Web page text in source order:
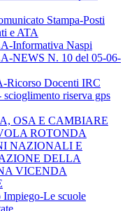
Stampa-Posti
e ATA
Informativa Naspi
NEWS N. 10 del 05-06-
Ricorso Docenti IRC
riserva gps
OSA E CAMBIARE
ROTONDA
NAZIONALI E
DELLA
VICENDA
Le scuole